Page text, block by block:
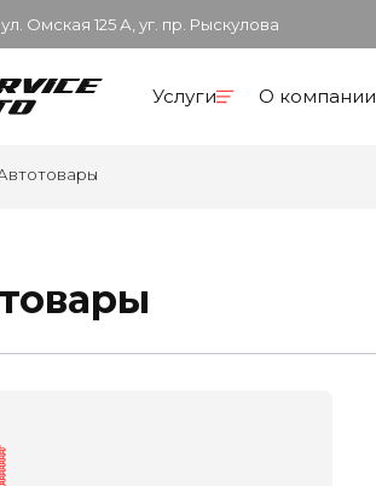
Услуги О компании
Омская 125 А, уг. пр. Рыскулова